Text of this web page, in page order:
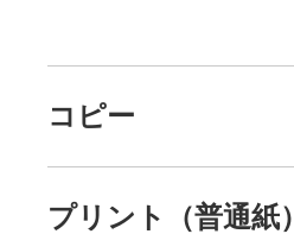
コピー
プリント（普通紙）